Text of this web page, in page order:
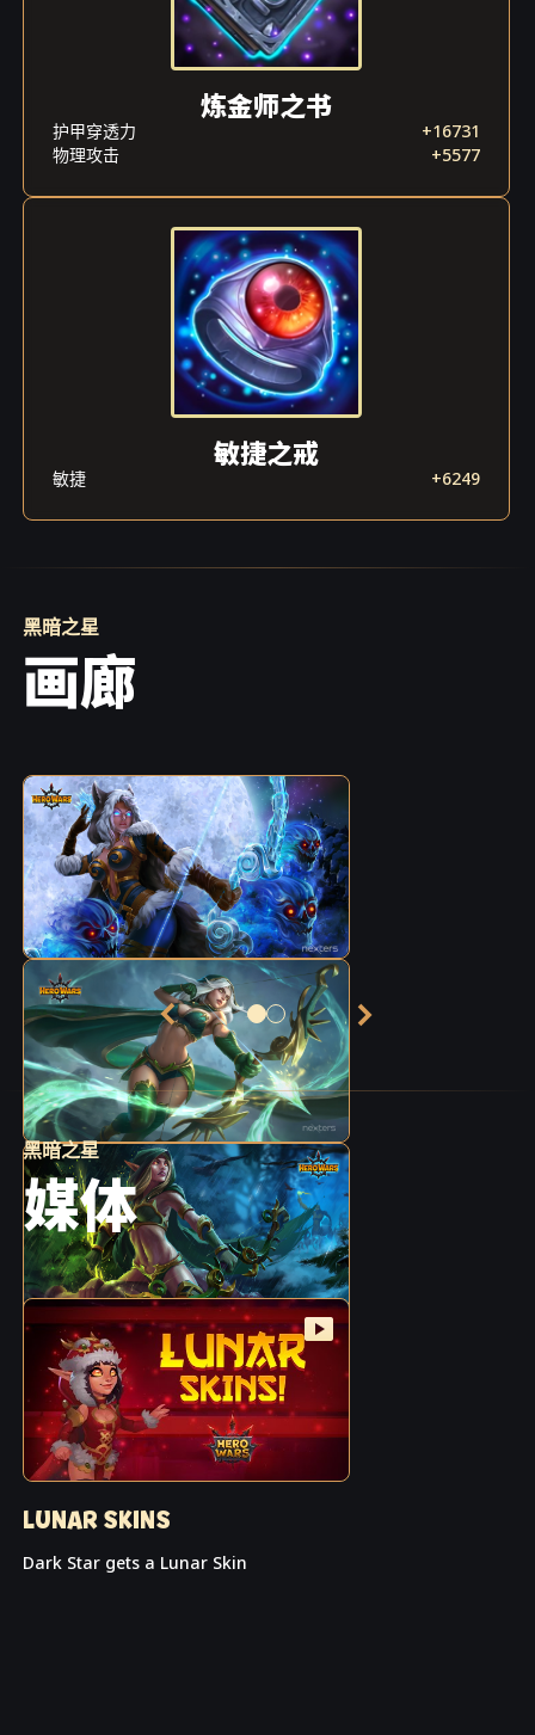
浪时，她遇到了圣骑士奥罗拉，后者以慈母般
的关怀对待这位流放者，并将她介绍给了守护
者。在那里，黑暗之星感受到了前所未有的家
的温暖，她一生对于友谊的渴望也终于得到了
满足。但背叛的痛苦却从未停止折磨她的灵
魂。
炼金师之书
护甲穿透力
+16731
物理攻击
+5577
敏捷之戒
敏捷 +6249
黑暗之星
画廊
黑暗之星
媒体
LUNAR SKINS
Dark Star gets a Lunar Skin